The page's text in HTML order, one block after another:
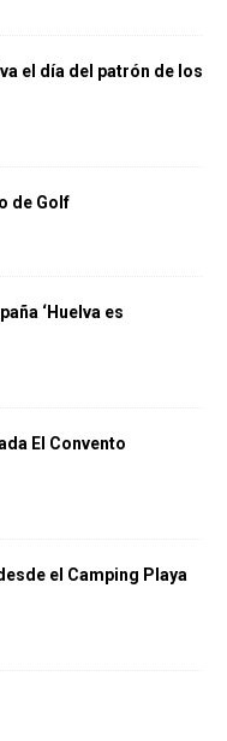
el día del patrón de los
de Golf
‘Huelva es
El Convento
el Camping Playa